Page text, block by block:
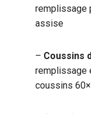
remplissage
assise
– Coussins
remplissage
coussins